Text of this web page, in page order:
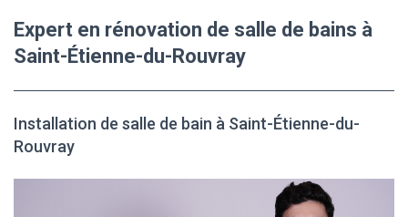
Expert en rénovation de salle de bains à
Saint-Étienne-du-Rouvray
Installation de salle de bain à Saint-Étienne-du-
Rouvray